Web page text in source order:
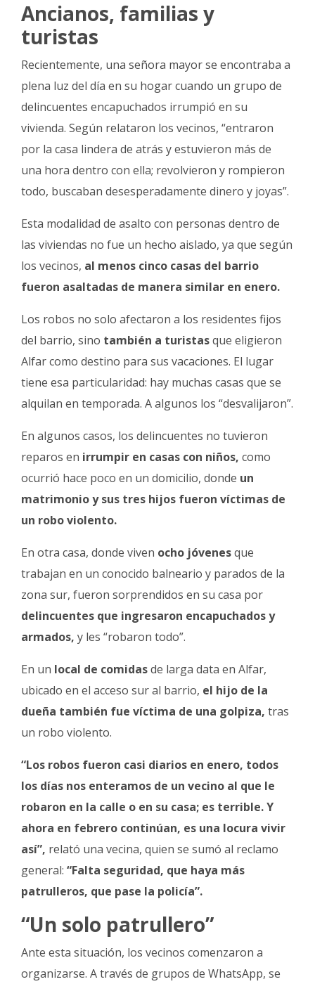
Ancianos, familias y
turistas
Recientemente, una señora mayor se encontraba a
plena luz del día en su hogar cuando un grupo de
delincuentes encapuchados irrumpió en su
vivienda. Según relataron los vecinos, “entraron
por la casa lindera de atrás y estuvieron más de
una hora dentro con ella; revolvieron y rompieron
todo, buscaban desesperadamente dinero y joyas”.
Esta modalidad de asalto con personas dentro de
las viviendas no fue un hecho aislado, ya que según
los vecinos, al menos cinco casas del barrio
fueron asaltadas de manera similar en enero.
Los robos no solo afectaron a los residentes fijos
del barrio, sino también a turistasque eligieron
Alfar como destino para sus vacaciones. El lugar
tiene esa particularidad: hay muchas casas que se
alquilan en temporada. A algunos los “desvalijaron”.
En algunos casos, los delincuentes no tuvieron
reparos en irrumpir en casas con niños, como
ocurrió hace poco en un domicilio, donde un
matrimonio y sus tres hijos fueron víctimas de
un robo violento.
En otra casa, donde viven ocho jóvenesque
trabajan en un conocido balneario y parados de la
zona sur, fueron sorprendidos en su casa por
delincuentes que ingresaron encapuchados y
armados, y les “robaron todo”.
En un local de comidasde larga data en Alfar,
ubicado en el acceso sur al barrio, el hijo de la
dueña también fue víctima de una golpiza, tras
un robo violento.
“Los robos fueron casi diarios en enero, todos
los días nos enteramos de un vecino al que le
robaron en la calle o en su casa; es terrible. Y
ahora en febrero continúan, es una locura vivir
así”, relató una vecina, quien se sumó al reclamo
general: “Falta seguridad, que haya más
patrulleros, que pase la policía”.
“Un solo patrullero”
Ante esta situación, los vecinos comenzaron a
organizarse. A través de grupos de WhatsApp, se